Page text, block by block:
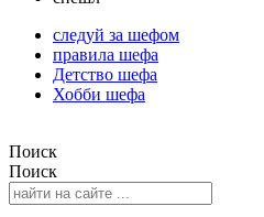
следуй за шефом
правила шефа
Детство шефа
Хобби шефа
Поиск
Поиск